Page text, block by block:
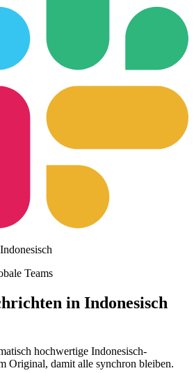
Teams
in Indonesisch
hochwertige Indonesisch-
Original, damit alle synchron bleiben.